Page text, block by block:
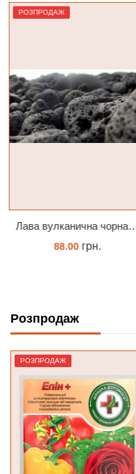
РОЗПРОДАЖ
65.00грн.
Розпродаж
РОЗПРОДАЖ